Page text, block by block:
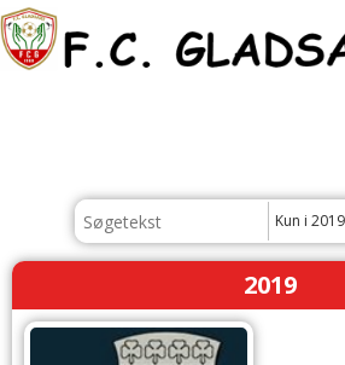
Kun i 2019
2019